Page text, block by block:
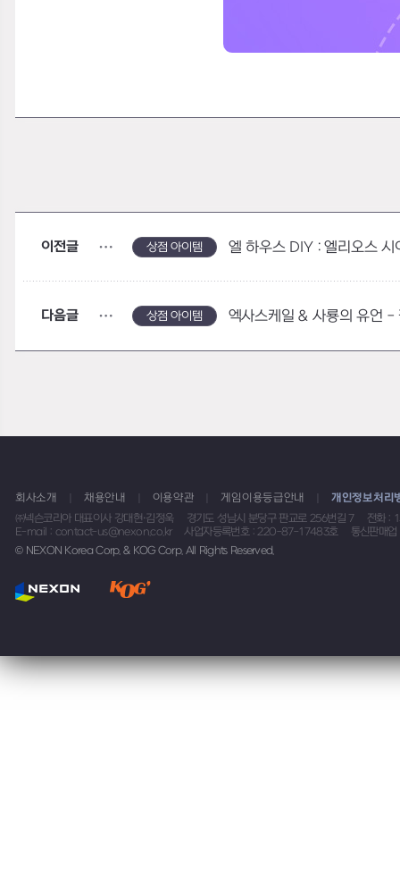
이전글 상점 아이템 엘 하우스 DIY : 엘리오스 시
다음글 상점 아이템 엑사스케일 & 사룡의 유언 -
회사소개 채용안내 이용약관 게임이용등급안내
개인정보처리
㈜넥슨코리아 대표이사 강대현·김정욱
경기도 성남시 분당구 판교로 256번길 7
전화 :
E-mail : contact-us@nexon.co.kr
사업자등록번호 : 220-87-17483호
통신판매
© NEXON Korea Corp. & KOG Corp. All Rights Reserved.